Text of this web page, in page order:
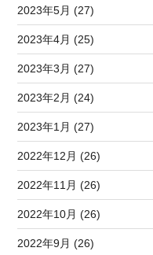
2023年5月 (27)
2023年4月 (25)
2023年3月 (27)
2023年2月 (24)
2023年1月 (27)
2022年12月 (26)
2022年11月 (26)
2022年10月 (26)
2022年9月 (26)